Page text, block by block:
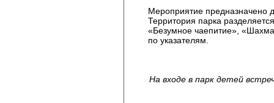
Мероприятие предназначено
Территория парка
«Безумное чаепитие»,
по указателям.
На входе в парк детей